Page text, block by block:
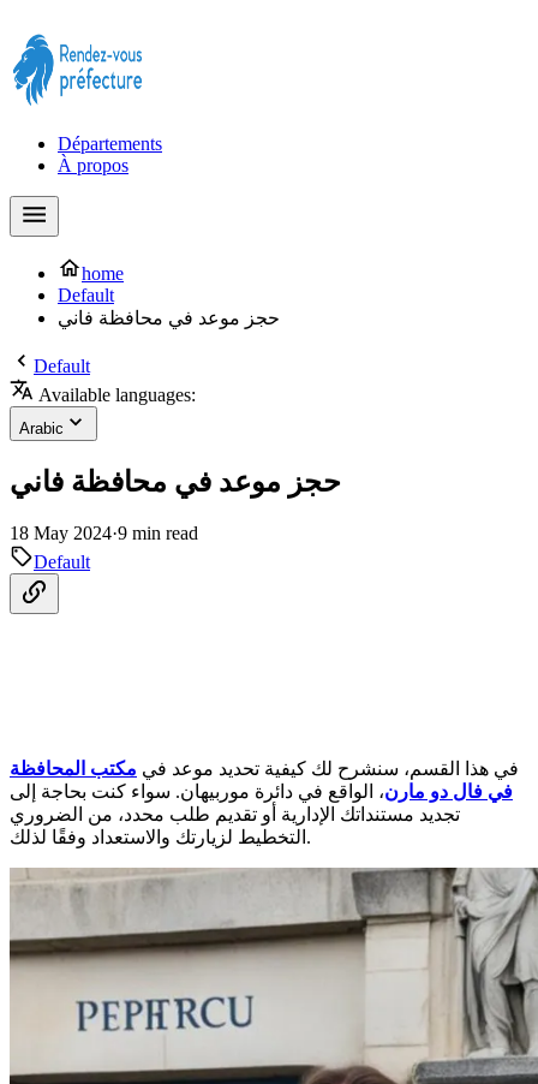
Départements
À propos
home
Default
حجز موعد في محافظة فاني
Default
Available languages:
Arabic
حجز موعد في محافظة فاني
18 May 2024·9 min read
Default
في هذا القسم، سنشرح لك كيفية تحديد موعد في مكتب المحافظة
في فال دو مارن، الواقع في دائرة موربيهان. سواء كنت بحاجة إلى
تجديد مستنداتك الإدارية أو تقديم طلب محدد، من الضروري
التخطيط لزيارتك والاستعداد وفقًا لذلك.